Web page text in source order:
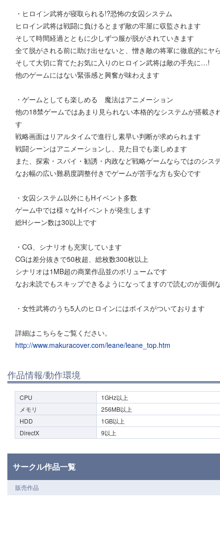
・ヒロイン武将が寝取られる!?恐怖の女囚システム
ヒロイン武将は戦闘に負けるとまず敵の牢屋に収監されます
そして時間経過とともに少しずつ服が脱がされていきます
全て脱がされる前に助け出せないと、憎き敵の将軍に徹底的にヤ
そして大切に育てたお気に入りのヒロイン武将は敵の手先に…!
他のゲームにはない緊張感と興奮が味わえます
・ゲームとしても楽しめる 魔法はアニメーション
他の18禁ゲームではあまり見られない本格的なシステムが搭載
す
戦略画面はリアルタイムで進行し素早い判断が求められます
戦闘シーンはアニメーションし、見た目でも楽しめます
また、探索・スパイ・勧誘・内政など戦略ゲームならではのシ
なお幅の広い難易度調整付きでゲームが苦手な方も安心です
・女囚システム以外にもHイベント多数
ゲーム中では様々なHイベントが発生します
総Hシーン数は30以上です
・CG、シナリオも充実しています
CGは差分抜きで50枚超、総枚数300枚以上
シナリオは1MB超の商業作品並のボリュームです
なお未読でもスキップできるようになってますので読むのが面倒
・女性武将のうち5人のヒロインにはボイスがついております
詳細はこちらをご覧ください。
http://www.makuracover.com/leane/leane_top.htm
作品情報/動作環境
CPU
1GHz以上
メモリ
256MB以上
HDD
1GB以上
DirectX
9以上
サークル作品一覧
販売作品